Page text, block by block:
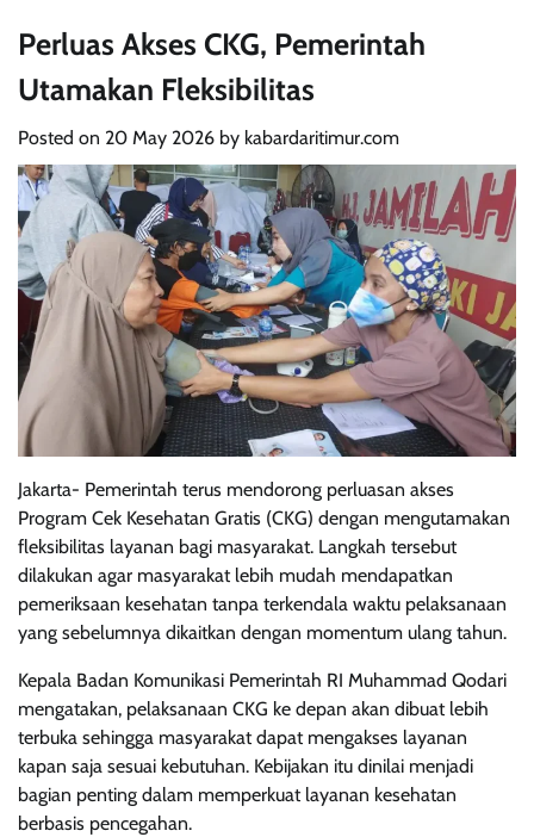
Perluas Akses CKG, Pemerintah
Utamakan Fleksibilitas
Posted on 20 May 2026 by kabardaritimur.com
Jakarta- Pemerintah terus mendorong perluasan akses
Program Cek Kesehatan Gratis (CKG) dengan mengutamakan
fleksibilitas layanan bagi masyarakat. Langkah tersebut
dilakukan agar masyarakat lebih mudah mendapatkan
pemeriksaan kesehatan tanpa terkendala waktu pelaksanaan
yang sebelumnya dikaitkan dengan momentum ulang tahun.
Kepala Badan Komunikasi Pemerintah RI Muhammad Qodari
mengatakan, pelaksanaan CKG ke depan akan dibuat lebih
terbuka sehingga masyarakat dapat mengakses layanan
kapan saja sesuai kebutuhan. Kebijakan itu dinilai menjadi
bagian penting dalam memperkuat layanan kesehatan
berbasis pencegahan.